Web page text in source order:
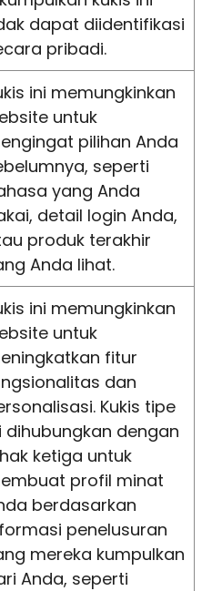
dapat diidentifikasi
pribadi.
ini memungkinkan
untuk
pilihan Anda
seperti
yang Anda
detail login Anda,
produk terakhir
Anda lihat.
ini memungkinkan
untuk
fitur
dan
Kukis tipe
dihubungkan dengan
ketiga untuk
profil minat
berdasarkan
penelusuran
mereka kumpulkan
Anda, seperti